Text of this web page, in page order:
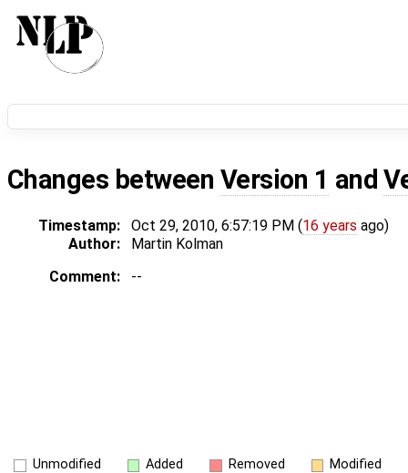
Changes between Version 1 and
Timestamp: Oct 29, 2010, 6:57:19 PM (16 years ago)
Author:
Martin Kolman
Comment:
--
Unmodified Added Removed Modified